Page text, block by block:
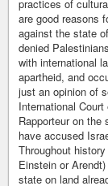
practices of
are good reasons
against the state
denied
with international
apartheid, and
just an opinion of
International
Rapporteur on
have accused
Throughout
Einstein or
state on land